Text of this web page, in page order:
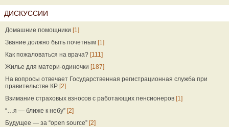
ДИСКУССИИ
Домашние помощники [1]
Звание должно быть почетным [1]
Как пожаловаться на врача? [111]
Жилье для матери-одиночки [187]
На вопросы отвечает Государственная регистрационная служба при
правительстве КР [2]
Взимание страховых взносов с работающих пенсионеров [1]
“…я — ближе к небу” [2]
Будущее — за “open source” [2]